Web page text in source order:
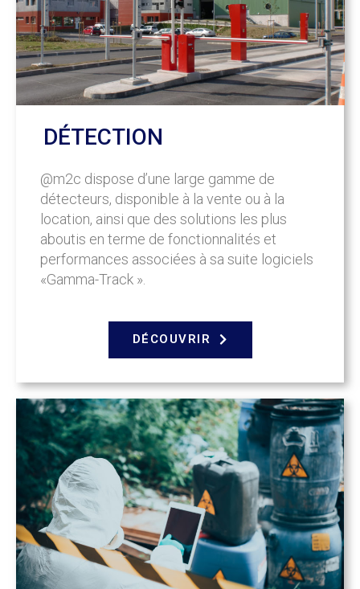
DÉTECTION
@m2c dispose d’une large gamme de
détecteurs, disponible à la vente ou à la
location, ainsi que des solutions les plus
aboutis en terme de fonctionnalités et
performances associées à sa suite logiciels
«Gamma-Track ».
DÉCOUVRIR